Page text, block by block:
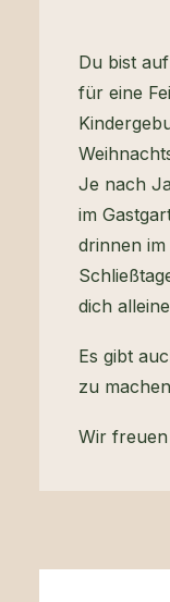
Du bist
für eine
Je nach
im
drinnen
dich
Es gibt
zu
Wir